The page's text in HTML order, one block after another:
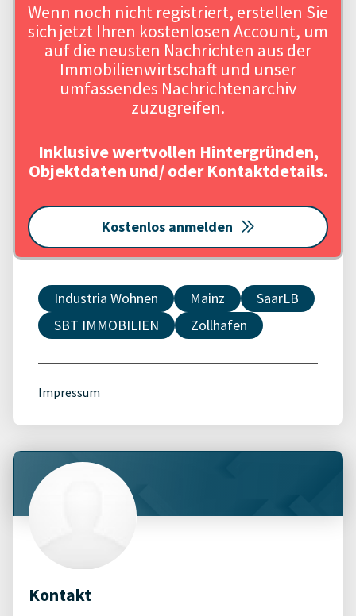
Wenn noch nicht registriert, erstellen Sie
sich jetzt Ihren kostenlosen Account, um
auf die neusten Nachrichten aus der
Immobilienwirtschaft und unser
umfassendes Nachrichtenarchiv
zuzugreifen.
Inklusive wertvollen Hintergründen,
Objektdaten und/ oder Kontaktdetails.
Kostenlos anmelden
Industria Wohnen Mainz
SaarLB
SBT IMMOBILIEN
Zollhafen
Impressum
Kontakt